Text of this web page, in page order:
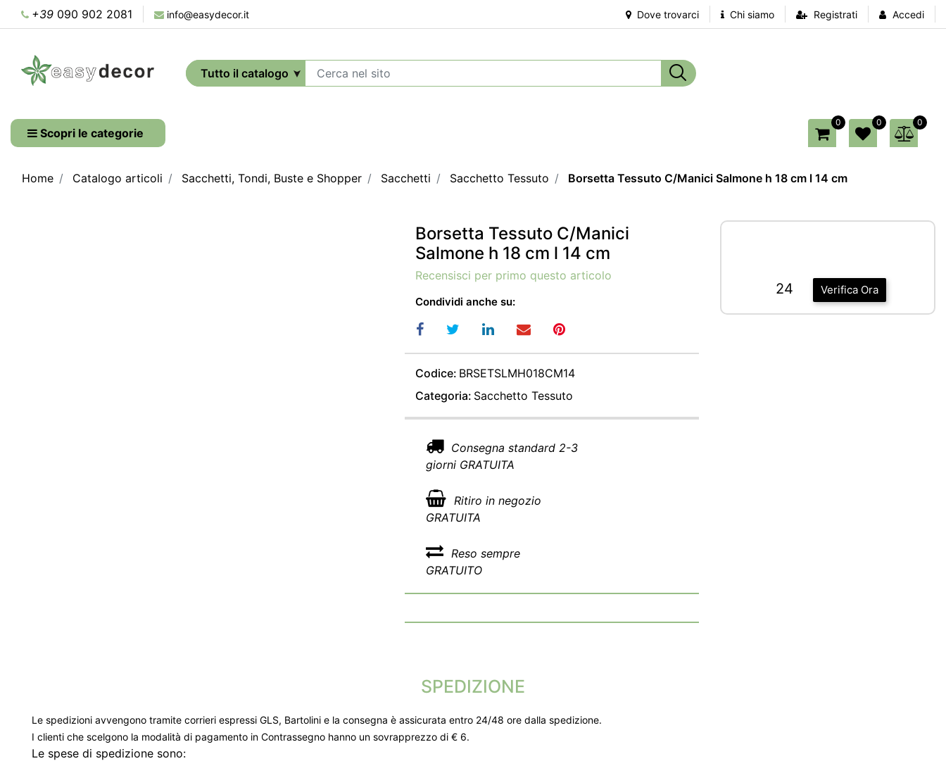
+39 090 902 2081 info@easydecor.it Dove trovarci Chi siamo Registrati Accedi
Scopri le categorie
0 0 0
Home Catalogo articoli Sacchetti, Tondi, Buste e Shopper Sacchetti Sacchetto Tessuto Borsetta Tessuto C/Manici Salmone h 18 cm l 14 cm
Borsetta Tessuto C/Manici
Salmone h 18 cm l 14 cm
Recensisci per primo questo articolo
Condividi anche su:
Codice: BRSETSLMH018CM14
Categoria: Sacchetto Tessuto
Consegna standard 2-3
giorni GRATUITA
Ritiro in negozio
GRATUITA
Reso sempre
GRATUITO
Verifica Ora
24
SPEDIZIONE
Le spedizioni avvengono tramite corrieri espressi GLS, Bartolini e la consegna è assicurata entro 24/48 ore dalla spedizione.
I clienti che scelgono la modalità di pagamento in Contrassegno hanno un sovrapprezzo di € 6.
Le spese di spedizione sono: